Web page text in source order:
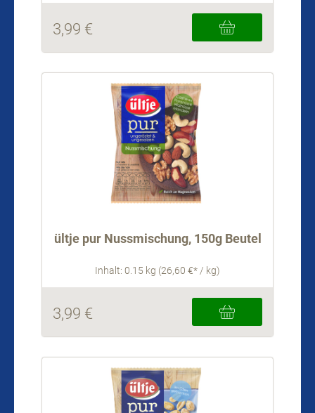
3,99 €
ültje pur Nussmischung, 150g Beutel
Inhalt: 0.15 kg (26,60 €* / kg)
3,99 €